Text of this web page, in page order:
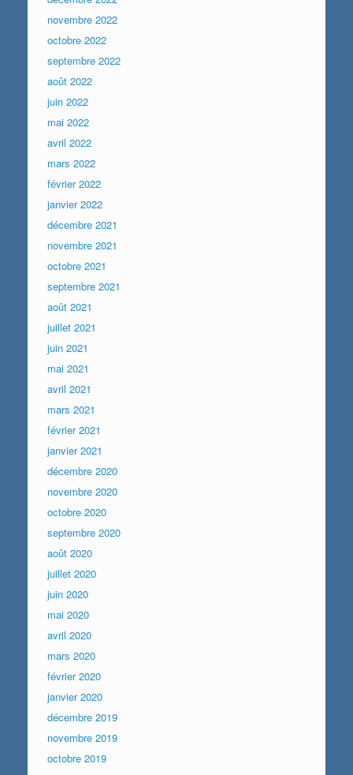
novembre 2022
octobre 2022
septembre 2022
août 2022
juin 2022
mai 2022
avril 2022
mars 2022
février 2022
janvier 2022
décembre 2021
novembre 2021
octobre 2021
septembre 2021
août 2021
juillet 2021
juin 2021
mai 2021
avril 2021
mars 2021
février 2021
janvier 2021
décembre 2020
novembre 2020
octobre 2020
septembre 2020
août 2020
juillet 2020
juin 2020
mai 2020
avril 2020
mars 2020
février 2020
janvier 2020
décembre 2019
novembre 2019
octobre 2019